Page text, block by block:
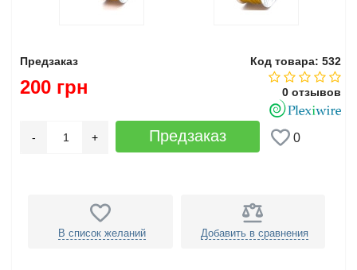
Предзаказ Код товара: 532
0 отзывов
200 грн
+
- Предзаказ 0
В список желаний Добавить в сравнения